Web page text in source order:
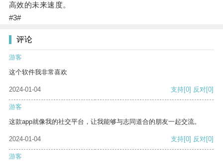
高效的未来速度。
#3#
评论
游客
这个软件我非常喜欢
2024-01-04 支持[0] 反对[0]
游客
这款app就像我的社交平台，让我能够与志同道合的朋友一起交流。
2024-01-04 支持[0] 反对[0]
游客